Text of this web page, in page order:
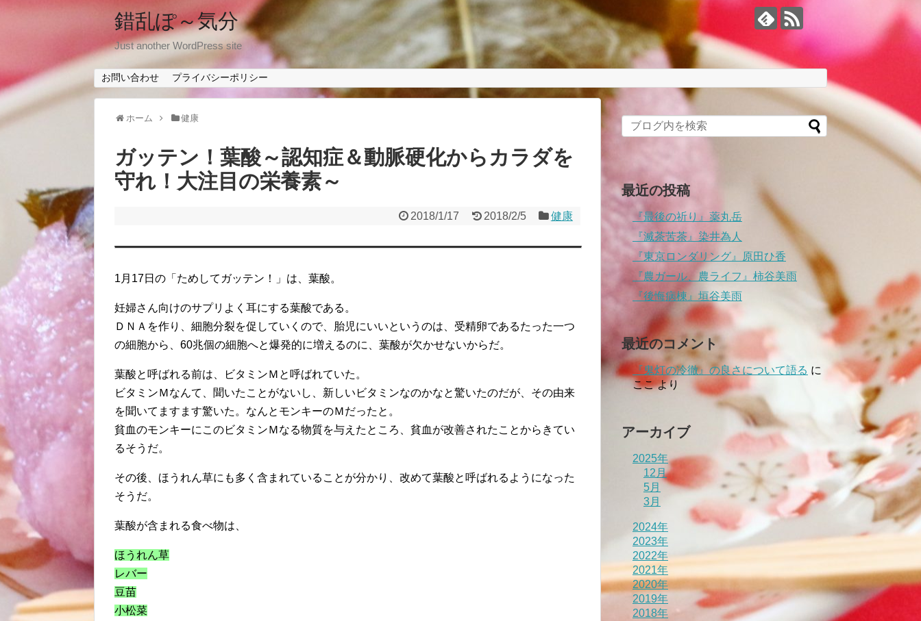
錯乱ぽ～気分
Just another WordPress site
お問い合わせ プライバシーポリシー
ホーム 健康
ガッテン！葉酸～認知症＆動脈硬化からカラダを
守れ！大注目の栄養素～
2018/1/17 2018/2/5 健康
1月17日の「ためしてガッテン！」は、葉酸。
妊婦さん向けのサプリよく耳にする葉酸である。
ＤＮＡを作り、細胞分裂を促していくので、胎児にいいというのは、受精卵であるたった一つ
の細胞から、60兆個の細胞へと爆発的に増えるのに、葉酸が欠かせないからだ。
葉酸と呼ばれる前は、ビタミンＭと呼ばれていた。
ビタミンＭなんて、聞いたことがないし、新しいビタミンなのかなと驚いたのだが、その由来
を聞いてますます驚いた。なんとモンキーのＭだったと。
貧血のモンキーにこのビタミンＭなる物質を与えたところ、貧血が改善されたことからきてい
るそうだ。
その後、ほうれん草にも多く含まれていることが分かり、改めて葉酸と呼ばれるようになった
そうだ。
葉酸が含まれる食べ物は、
ほうれん草
レバー
豆苗
小松菜
最近の投稿
『最後の祈り』薬丸岳
『滅茶苦茶』染井為人
『東京ロンダリング』原田ひ香
『農ガール、農ライフ』柿谷美雨
『後悔病棟』垣谷美雨
最近のコメント
『鬼灯の冷徹』の良さについて語る に
ここより
アーカイブ
2025年
12月
5月
3月
2024年
2023年
2022年
2021年
2020年
2019年
2018年